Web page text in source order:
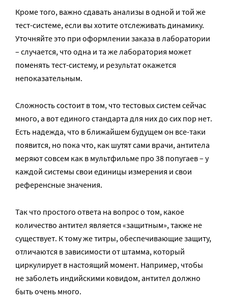
Кроме того, важно сдавать анализы в одной и той же
тест-системе, если вы хотите отслеживать динамику.
Уточняйте это при оформлении заказа в лаборатории
– случается, что одна и та же лаборатория может
поменять тест-систему, и результат окажется
непоказательным.
Сложность состоит в том, что тестовых систем сейчас
много, а вот единого стандарта для них до сих пор нет.
Есть надежда, что в ближайшем будущем он все-таки
появится, но пока что, как шутят сами врачи, антитела
меряют совсем как в мультфильме про 38 попугаев – у
каждой системы свои единицы измерения и свои
референсные значения.
Так что простого ответа на вопрос о том, какое
количество антител является «защитным», также не
существует. К тому же титры, обеспечивающие защиту,
отличаются в зависимости от штамма, который
циркулирует в настоящий момент. Например, чтобы
не заболеть индийскими ковидом, антител должно
быть очень много.